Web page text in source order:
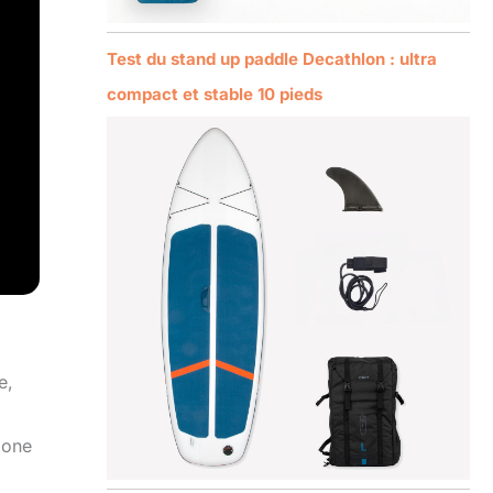
Test du stand up paddle Decathlon : ultra
compact et stable 10 pieds